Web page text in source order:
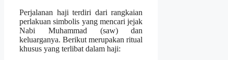
Perjalanan haji terdiri dari rangkaian
perlakuan simbolis yang mencari jejak
Nabi Muhammad (saw) dan
keluarganya. Berikut merupakan ritual
khusus yang terlibat dalam haji: